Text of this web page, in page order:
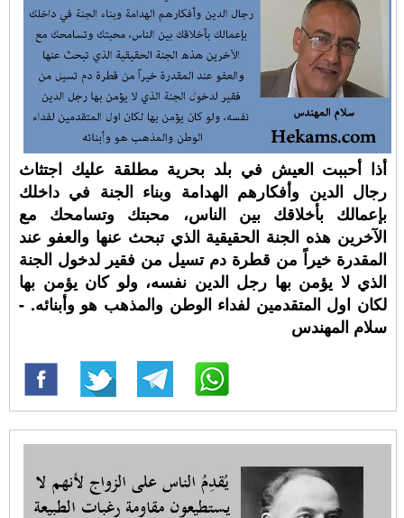
أذا أحببت العيش في بلد بحرية مطلقة عليك اجتثاث
رجال الدين وأفكارهم الهدامة وبناء الجنة في داخلك
بإعمالك بأخلاقك بين الناس، محبتك وتسامحك مع
الآخرين هذه الجنة الحقيقية الذي تبحث عنها والعفو عند
المقدرة خيراً من قطرة دم تسيل من فقير لدخول الجنة
الذي لا يؤمن بها رجل الدين نفسه، ولو كان يؤمن بها
لكان اول المتقدمين لفداء الوطن والمذهب هو وأبنائه. -
سلام المهندس